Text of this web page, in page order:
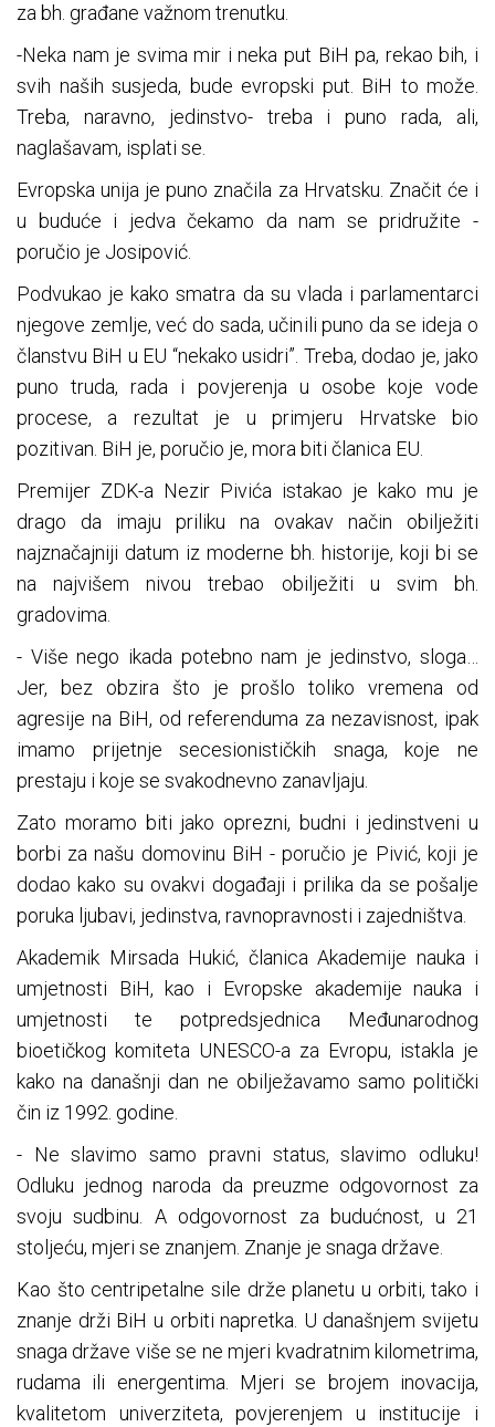
za bh. građane važnom trenutku.
-Neka nam je svima mir i neka put BiH pa, rekao bih, i
svih naših susjeda, bude evropski put. BiH to može.
Treba, naravno, jedinstvo- treba i puno rada, ali,
naglašavam, isplati se.
Evropska unija je puno značila za Hrvatsku. Značit će i
u buduće i jedva čekamo da nam se pridružite -
poručio je Josipović.
Podvukao je kako smatra da su vlada i parlamentarci
njegove zemlje, već do sada, učinili puno da se ideja o
članstvu BiH u EU “nekako usidri”. Treba, dodao je, jako
puno truda, rada i povjerenja u osobe koje vode
procese, a rezultat je u primjeru Hrvatske bio
pozitivan. BiH je, poručio je, mora biti članica EU.
Premijer ZDK-a Nezir Pivića istakao je kako mu je
drago da imaju priliku na ovakav način obilježiti
najznačajniji datum iz moderne bh. historije, koji bi se
na najvišem nivou trebao obilježiti u svim bh.
gradovima.
- Više nego ikada potebno nam je jedinstvo, sloga…
Jer, bez obzira što je prošlo toliko vremena od
agresije na BiH, od referenduma za nezavisnost, ipak
imamo prijetnje secesionističkih snaga, koje ne
prestaju i koje se svakodnevno zanavljaju.
Zato moramo biti jako oprezni, budni i jedinstveni u
borbi za našu domovinu BiH - poručio je Pivić, koji je
dodao kako su ovakvi događaji i prilika da se pošalje
poruka ljubavi, jedinstva, ravnopravnosti i zajedništva.
Akademik Mirsada Hukić, članica Akademije nauka i
umjetnosti BiH, kao i Evropske akademije nauka i
umjetnosti te potpredsjednica Međunarodnog
bioetičkog komiteta UNESCO-a za Evropu, istakla je
kako na današnji dan ne obilježavamo samo politički
čin iz 1992. godine.
- Ne slavimo samo pravni status, slavimo odluku!
Odluku jednog naroda da preuzme odgovornost za
svoju sudbinu. A odgovornost za budućnost, u 21
stoljeću, mjeri se znanjem. Znanje je snaga države.
Kao što centripetalne sile drže planetu u orbiti, tako i
znanje drži BiH u orbiti napretka. U današnjem svijetu
snaga države više se ne mjeri kvadratnim kilometrima,
rudama ili energentima. Mjeri se brojem inovacija,
kvalitetom univerziteta, povjerenjem u institucije i